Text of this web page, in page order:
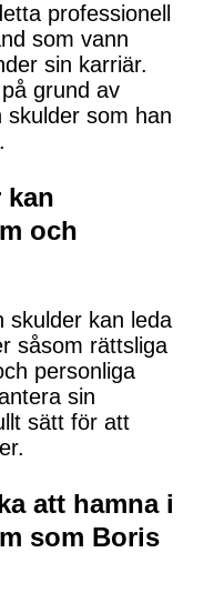
professionell
som vann
sin karriär.
grund av
skulder som han
kan
och
skulder kan leda
såsom rättsliga
personliga
sin
sätt för att
att hamna i
som Boris